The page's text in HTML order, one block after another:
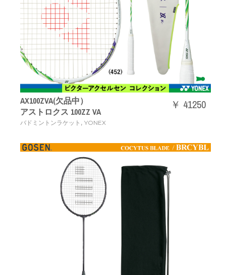
AX100ZVA(欠品中）
アストロクス 100ZZ VA
バドミントンラケット , YONEX
￥ 41250